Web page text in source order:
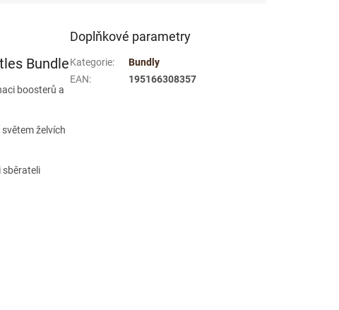
Bundle
boosterů a
želvích
sběrateli
Doplňkové parametry
Kategorie:
Bundly
EAN: 195166308357